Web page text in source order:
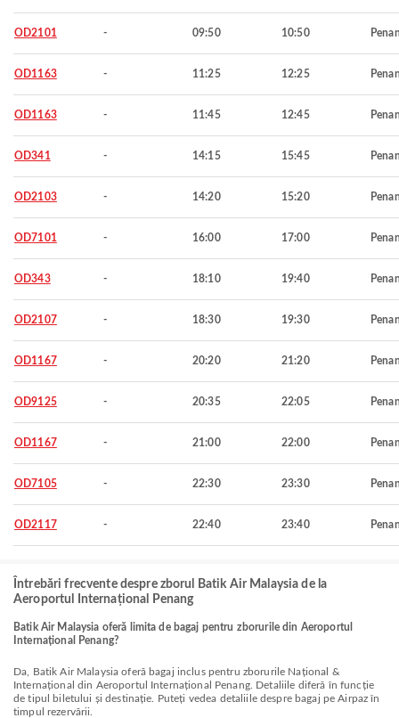
OD2101 - 09:50 10:50
OD1163 - 11:25 12:25
OD1163 - 11:45 12:45
OD341 - 14:15 15:45
OD2103 - 14:20 15:20
OD7101 - 16:00 17:00
OD343 - 18:10 19:40
OD2107 - 18:30 19:30
OD1167 - 20:20 21:20
OD9125 - 20:35 22:05
OD1167 - 21:00 22:00
OD7105 - 22:30 23:30
OD2117 - 22:40 23:40
Întrebări frecvente despre zborul Batik Air Malaysia de la
Aeroportul Internațional Penang
Batik Air Malaysia oferă limita de bagaj pentru zborurile din Aeroportul
Internațional Penang?
Da, Batik Air Malaysia oferă bagaj inclus pentru zborurile Național &
Internațional din Aeroportul Internațional Penang. Detaliile diferă în funcție
de tipul biletului și destinație. Puteți vedea detaliile despre bagaj pe Airpaz în
timpul rezervării.